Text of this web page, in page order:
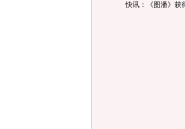
快讯：《图潘》获得